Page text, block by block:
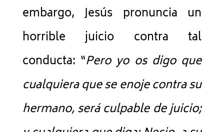
embargo, Jesús pronuncia un
horrible juicio contra tal
conducta: “Pero yo os digo que
cualquiera que se enoje contra su
hermano, será culpable de juicio;